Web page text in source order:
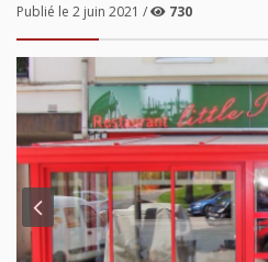
Publié le 2 juin 2021 / 730